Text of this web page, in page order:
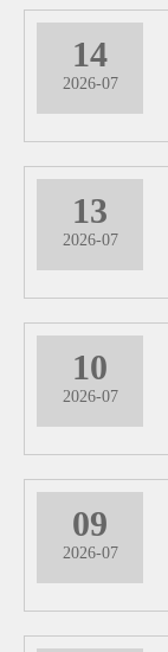
14
2026-07
13
2026-07
10
2026-07
09
2026-07